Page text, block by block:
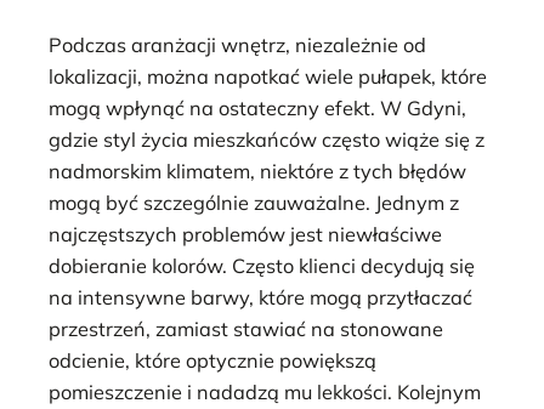
Podczas aranżacji wnętrz, niezależnie od
lokalizacji, można napotkać wiele pułapek, które
mogą wpłynąć na ostateczny efekt. W Gdyni,
gdzie styl życia mieszkańców często wiąże się z
nadmorskim klimatem, niektóre z tych błędów
mogą być szczególnie zauważalne. Jednym z
najczęstszych problemów jest niewłaściwe
dobieranie kolorów. Często klienci decydują się
na intensywne barwy, które mogą przytłaczać
przestrzeń, zamiast stawiać na stonowane
odcienie, które optycznie powiększą
pomieszczenie i nadadzą mu lekkości. Kolejnym